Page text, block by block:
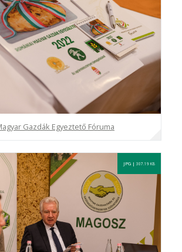
Gazdák Egyeztető Fóruma
JPG | 307.19 KB